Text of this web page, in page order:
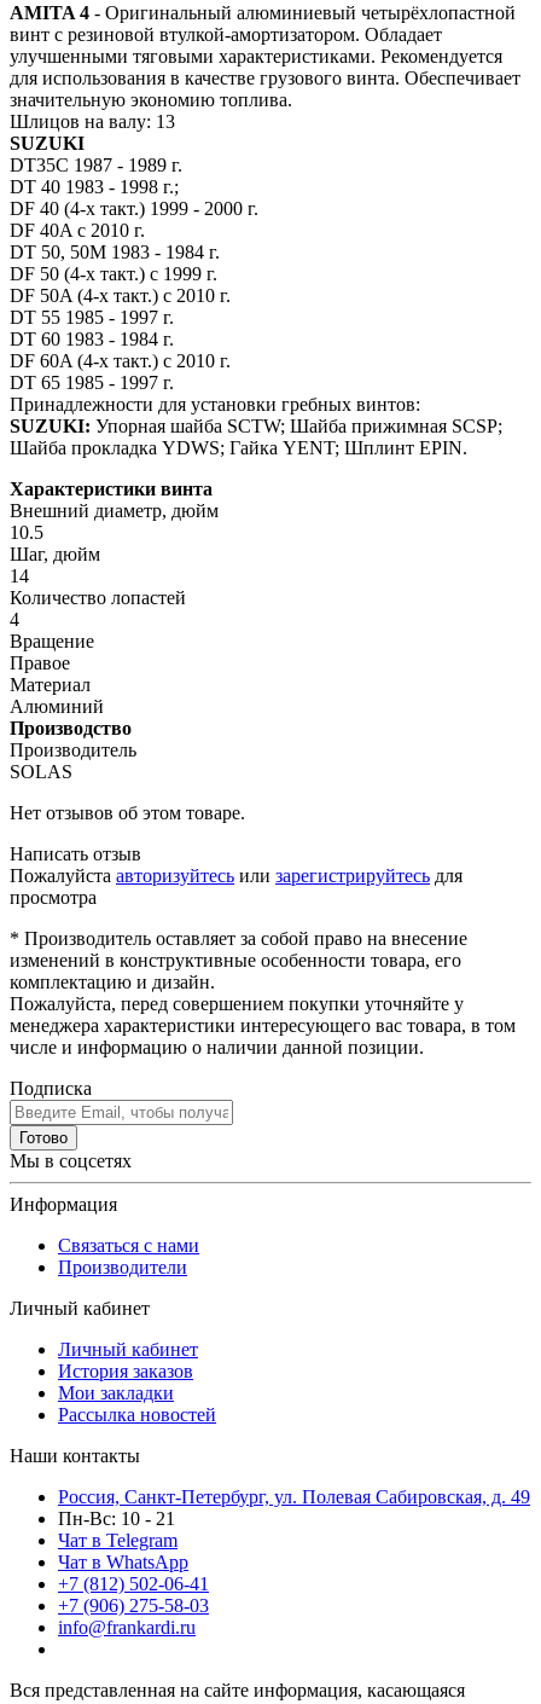
AMITA 4 - Оригинальный алюминиевый четырёхлопастной
винт с резиновой втулкой-амортизатором. Обладает
улучшенными тяговыми характеристиками. Рекомендуется
для использования в качестве грузового винта. Обеспечивает
значительную экономию топлива.
Шлицов на валу: 13
SUZUKI
DT35C 1987 - 1989 г.
DT 40 1983 - 1998 г.;
DF 40 (4-х такт.) 1999 - 2000 г.
DF 40A с 2010 г.
DT 50, 50M 1983 - 1984 г.
DF 50 (4-х такт.) с 1999 г.
DF 50A (4-х такт.) с 2010 г.
DT 55 1985 - 1997 г.
DT 60 1983 - 1984 г.
DF 60A (4-х такт.) с 2010 г.
DT 65 1985 - 1997 г.
Принадлежности для установки гребных винтов:
SUZUKI: Упорная шайба SCTW; Шайба прижимная SCSP;
Шайба прокладка YDWS; Гайка YENT; Шплинт EPIN.
Характеристики винта
Внешний диаметр, дюйм
10.5
Шаг, дюйм
14
Количество лопастей
4
Вращение
Правое
Материал
Алюминий
Производство
Производитель
SOLAS
Нет отзывов об этом товаре.
Написать отзыв
Пожалуйста авторизуйтесь или зарегистрируйтесь для
просмотра
* Производитель оставляет за собой право на внесение
изменений в конструктивные особенности товара, его
комплектацию и дизайн.
Пожалуйста, перед совершением покупки уточняйте у
менеджера характеристики интересующего вас товара, в том
числе и информацию о наличии данной позиции.
Подписка
Готово
Мы в соцсетях
Информация
Связаться с нами
Производители
Личный кабинет
Личный кабинет
История заказов
Мои закладки
Рассылка новостей
Наши контакты
Россия, Санкт-Петербург, ул. Полевая Сабировская, д. 49
Пн-Вс: 10 - 21
Чат в Telegram
Чат в WhatsApp
+7 (812) 502-06-41
+7 (906) 275-58-03
info@frankardi.ru
Вся представленная на сайте информация, касающаяся